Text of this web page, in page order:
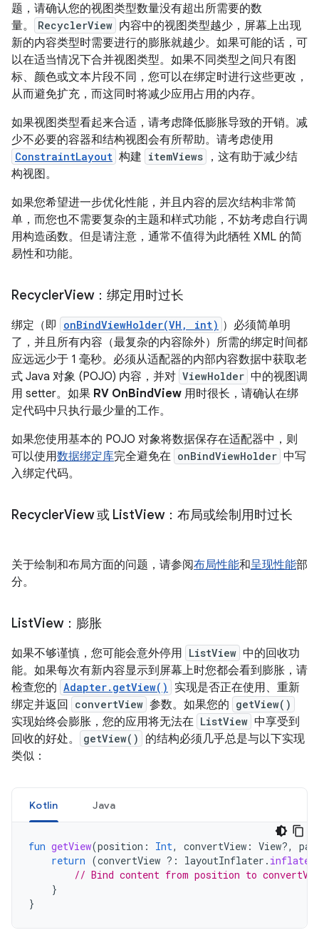
题，请确认您的视图类型数量没有超出所需要的数
量。
RecyclerView 内容中的视图类型越少，屏幕上出现
新的内容类型时需要进行的膨胀就越少。如果可能的话，可
以在适当情况下合并视图类型。如果不同类型之间只有图
标、颜色或文本片段不同，您可以在绑定时进行这些更改，
从而避免扩充，而这同时将减少应用占用的内存。
如果视图类型看起来合适，请考虑降低膨胀导致的开销。减
少不必要的容器和结构视图会有所帮助。请考虑使用
ConstraintLayout 构建 itemViews
，这有助于减少结
构视图。
如果您希望进一步优化性能，并且内容的层次结构非常简
单，而您也不需要复杂的主题和样式功能，不妨考虑自行调
用构造函数。但是请注意，通常不值得为此牺牲 XML 的简
易性和功能。
RecyclerView：绑定用时过长
绑定（即 onBindViewHolder(VH, int) ）必须简单明
了，并且所有内容（最复杂的内容除外）所需的绑定时间都
应远远少于 1 毫秒。必须从适配器的内部内容数据中获取老
式 Java 对象 (POJO) 内容，并对 ViewHolder 中的视图调
用 setter。如果 RV OnBindView 用时很长，请确认在绑
定代码中只执行最少量的工作。
如果您使用基本的 POJO 对象将数据保存在适配器中，则
可以使用数据绑定库完全避免在 onBindViewHolder 中写
入绑定代码。
RecyclerView 或 ListView：布局或绘制用时过长
关于绘制和布局方面的问题，请参阅布局性能和呈现性能部
分。
ListView：膨胀
如果不够谨慎，您可能会意外停用 ListView 中的回收功
能。如果每次有新内容显示到屏幕上时您都会看到膨胀，请
检查您的 Adapter.getView()
实现是否正在使用、重新
绑定并返回
convertView 参数。如果您的 getView()
实现始终会膨胀，您的应用将无法在 ListView 中享受到
回收的好处。
getView()
的结构必须几乎总是与以下实现
类似：
Kotlin Java
fun getView(position : Int, convertView : View?,
return (convertView ?: layoutInflater . inflate
// Bind content from position to
}
}